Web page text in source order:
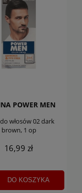
POWER MEN
włosów 02 dark
brown, 1 op
16,99 zł
DO KOSZYKA